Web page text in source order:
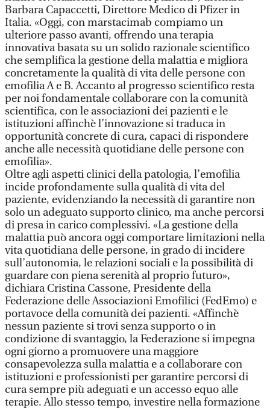
Barbara Capaccetti, Direttore Medico di Pfizer in
Italia. «Oggi, con marstacimab compiamo un
ulteriore passo avanti, offrendo una terapia
innovativa basata su un solido razionale scientifico
che semplifica la gestione della malattia e migliora
concretamente la qualità di vita delle persone con
emofilia A e B. Accanto al progresso scientifico resta
per noi fondamentale collaborare con la comunità
scientifica, con le associazioni dei pazienti e le
istituzioni affinchè l’innovazione si traduca in
opportunità concrete di cura, capaci di rispondere
anche alle necessità quotidiane delle persone con
emofilia».
Oltre agli aspetti clinici della patologia, l’emofilia
incide profondamente sulla qualità di vita del
paziente, evidenziando la necessità di garantire non
solo un adeguato supporto clinico, ma anche percorsi
di presa in carico complessivi. «La gestione della
malattia può ancora oggi comportare limitazioni nella
vita quotidiana delle persone, in grado di incidere
sull’autonomia, le relazioni sociali e la possibilità di
guardare con piena serenità al proprio futuro»,
dichiara Cristina Cassone, Presidente della
Federazione delle Associazioni Emofilici (FedEmo) e
portavoce della comunità dei pazienti. «Affinchè
nessun paziente si trovi senza supporto o in
condizione di svantaggio, la Federazione si impegna
ogni giorno a promuovere una maggiore
consapevolezza sulla malattia e a collaborare con
istituzioni e professionisti per garantire percorsi di
cura sempre più adeguati e un accesso equo alle
terapie. Allo stesso tempo, investire nella formazione